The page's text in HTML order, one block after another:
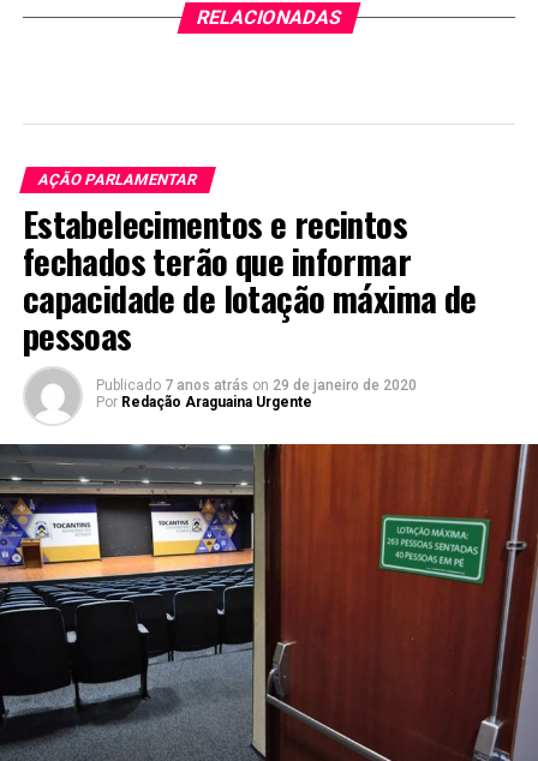
RELACIONADAS
AÇÃO PARLAMENTAR
Estabelecimentos e recintos
fechados terão que informar
capacidade de lotação máxima de
pessoas
Publicado 7 anos atrás on 29 de janeiro de 2020
Por Redação Araguaina Urgente